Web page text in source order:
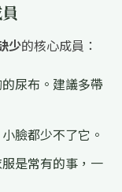
少的核心成員：
尿布。建議多帶
臉都少不了它。
是常有的事，一